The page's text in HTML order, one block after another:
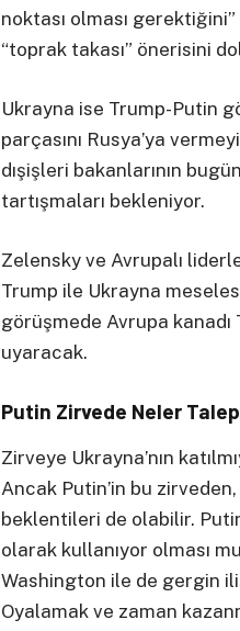
noktası olması
“toprak takası” önerisini
Ukrayna ise Trump-Putin
parçasını Rusya’ya
dışişleri bakanlarının
tartışmaları bekleniyor.
Zelensky ve Avrupalı
Trump ile Ukrayna
görüşmede Avrupa kanadı
uyaracak.
Putin Zirvede Neler
Zirveye Ukrayna’nın
Ancak Putin’in bu zirveden,
beklentileri de olabilir.
olarak kullanıyor olması
Washington ile de gergin
Oyalamak ve zaman